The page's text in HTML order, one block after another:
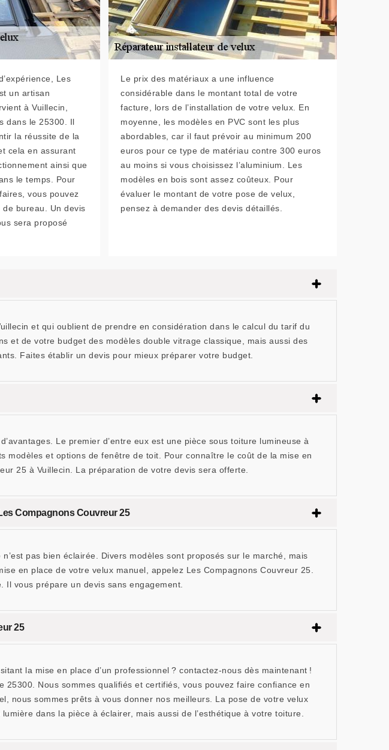
Les
un artisan
à Vuillecin,
dans le 25300. Il
la réussite de la
cela en assurant
ainsi que
le temps. Pour
vous pouvez
de bureau. Un devis
sera proposé
Le prix des matériaux a une influence
considérable dans le montant total de votre
facture, lors de l’installation de votre velux. En
moyenne, les modèles en PVC sont les plus
abordables, car il faut prévoir au minimum 200
euros pour ce type de matériau contre 300 euros
au moins si vous choisissez l’aluminium. Les
modèles en bois sont assez coûteux. Pour
évaluer le montant de votre pose de velux,
pensez à demander des devis détaillés.
et qui oublient de prendre en considération dans le calcul du tarif du
et de votre budget des modèles double vitrage classique, mais aussi des
Faites établir un devis pour mieux préparer votre budget.
Le premier d’entre eux est une pièce sous toiture lumineuse à
et options de fenêtre de toit. Pour connaître le coût de la mise en
25 à Vuillecin. La préparation de votre devis sera offerte.
Compagnons Couvreur 25
pas bien éclairée. Divers modèles sont proposés sur le marché, mais
en place de votre velux manuel, appelez Les Compagnons Couvreur 25.
vous prépare un devis sans engagement.
25
la mise en place d’un professionnel ? contactez-nous dès maintenant !
Nous sommes qualifiés et certifiés, vous pouvez faire confiance en
nous sommes prêts à vous donner nos meilleurs. La pose de votre velux
dans la pièce à éclairer, mais aussi de l’esthétique à votre toiture.